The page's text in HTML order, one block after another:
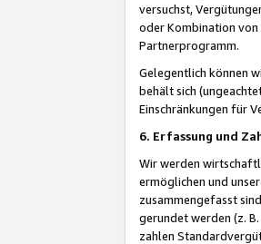
versuchst,
oder Kombination von
Partnerprogramm.
Gelegentlich können
behält sich
Einschränkungen für
6. Erfassung und
Wir werden
ermöglichen und
zusammengefasst
gerundet werden (z.
zahlen